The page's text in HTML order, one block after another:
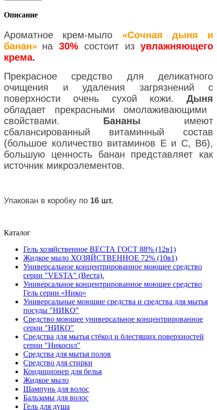
Описание
Ароматное крем-мыло «Сочная дыня и
банан» на 30%состоит изувлажняющего
крема.
Прекрасное средство для деликатного
очищения и удаления загрязнений с
поверхности очень сухой кожи. Дыня
обладает прекрасными омолаживающими
свойствами. Бананы имеют
сбалансированный витаминный состав
(большое количество витаминов Е и С, В6),
большую ценность банан представляет как
источник микроэлементов.
Упакован в коробку по 16 шт.
Каталог
Гель хозяйственное ВЕСТА ГОСТ 88% (12в1)
Жидкое мыло ХОЗЯЙСТВЕННОЕ 72% (10в1)
Универсальное концентрированное моющее средство
серии "VESTA" (Веста).
Универсальное концентрированное моющее средство
Гель серии «Нико»
Универсальные моющие средства и средства для мытья
посуды "НИКО"
Средство моющее универсальное концентрированное
серии "НИКО"
Средства для мытья стёкол и блестящих поверхностей
серии "Никосил"
Средства для мытья полов
Средство для стирки
Кондиционер для белья
Жидкое мыло
Шампунь для волос
Бальзамы для волос
Гель для душа